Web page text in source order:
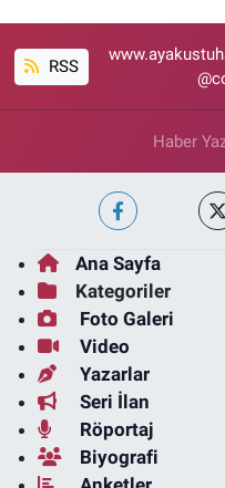
RSS
Haber
Ana Sayfa
Kategoriler
Foto Galeri
Video
Yazarlar
Seri İlan
Röportaj
Biyografi